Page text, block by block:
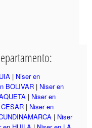
| Niser en
BOLIVAR | Niser en
| Niser en
| Niser en
| Niser